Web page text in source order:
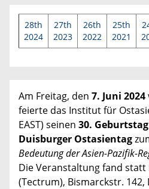
28th
2024
27th
2023
26th
2022
25th
2021
Am Freitag, den 7. Juni 2024
feierte das Institut für
EAST) seinen 30. Geburtstag
Duisburger Ostasientag
Bedeutung der Asien-Pazifik-­
Die Veranstaltung fand statt
(Tectrum), Bismarckstr. 142,